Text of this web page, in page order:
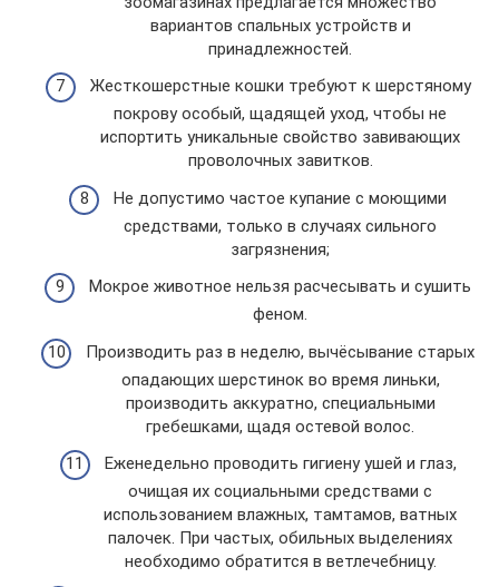
вариантов спальных устройств и
принадлежностей.
Жесткошерстные кошки требуют к шерстяному
покрову особый, щадящей уход, чтобы не
испортить уникальные свойство завивающих
проволочных завитков.
Не допустимо частое купание с моющими
средствами, только в случаях сильного
загрязнения;
Мокрое животное нельзя расчесывать и сушить
феном.
Производить раз в неделю, вычёсывание старых
опадающих шерстинок во время линьки,
производить аккуратно, специальными
гребешками, щадя остевой волос.
Еженедельно проводить гигиену ушей и глаз,
очищая их социальными средствами с
использованием влажных, тамтамов, ватных
палочек. При частых, обильных выделениях
необходимо обратится в ветлечебницу.